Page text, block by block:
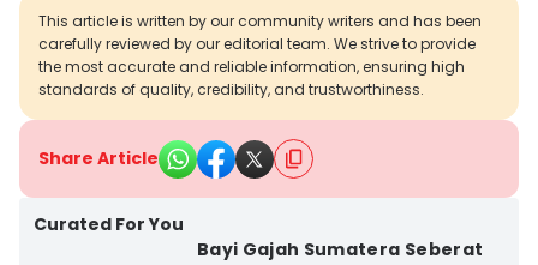
This article is written by our community writers and has been
carefully reviewed by our editorial team. We strive to provide
the most accurate and reliable information, ensuring high
standards of quality, credibility, and trustworthiness.
Share Article
Curated For You
Bayi Gajah Sumatera Seberat